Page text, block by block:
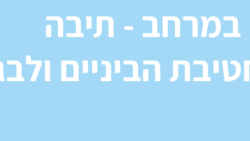
במרחב - תיבה
הביניים